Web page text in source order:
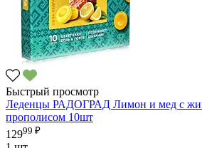
Быстрый просмотр
Леденцы РАДОГРАД Лимон и мед с
прополисом 10шт
12999 ₽